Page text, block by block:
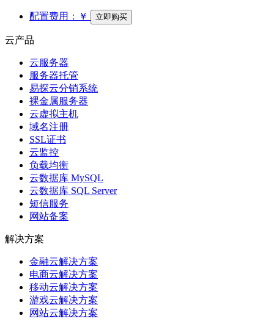
配置费用： ￥ 立即购买
云产品
云服务器
服务器托管
易探云分销系统
裸金属服务器
云虚拟主机
域名注册
SSL证书
云监控
负载均衡
云数据库 MySQL
云数据库 SQL Server
短信服务
网站备案
解决方案
金融云解决方案
电商云解决方案
移动云解决方案
游戏云解决方案
网站云解决方案